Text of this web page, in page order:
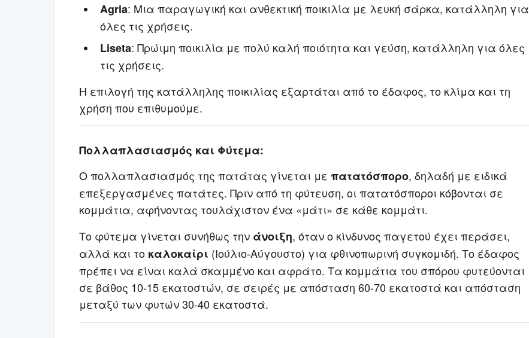
Agria: Μια παραγωγική και ανθεκτική ποικιλία με λευκή σάρκα, κατάλληλη για
όλες τις χρήσεις.
Liseta: Πρώιμη ποικιλία με πολύ καλή ποιότητα και γεύση, κατάλληλη για όλες
τις χρήσεις.
Η επιλογή της κατάλληλης ποικιλίας εξαρτάται από το έδαφος, το κλίμα και τη
χρήση που επιθυμούμε.
Πολλαπλασιασμός και Φύτεμα:
Ο πολλαπλασιασμός της πατάτας γίνεται με πατατόσπορο, δηλαδή με ειδικά
επεξεργασμένες πατάτες. Πριν από τη φύτευση, οι πατατόσποροι κόβονται σε
κομμάτια, αφήνοντας τουλάχιστον ένα «μάτι» σε κάθε κομμάτι.
Το φύτεμα γίνεται συνήθως την άνοιξη, όταν ο κίνδυνος παγετού έχει περάσει,
αλλά και το καλοκαίρι (Ιούλιο-Αύγουστο) για φθινοπωρινή συγκομιδή. Το έδαφος
πρέπει να είναι καλά σκαμμένο και αφράτο. Τα κομμάτια του σπόρου φυτεύονται
σε βάθος 10-15 εκατοστών, σε σειρές με απόσταση 60-70 εκατοστά και απόσταση
μεταξύ των φυτών 30-40 εκατοστά.